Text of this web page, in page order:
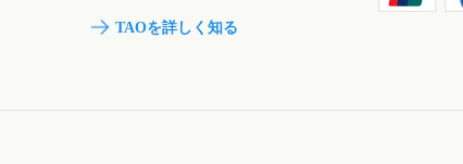
TAOを詳しく知る